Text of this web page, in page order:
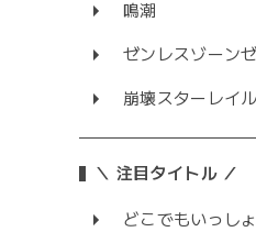
鳴潮
ゼンレスゾーン
崩壊スターレイル
＼ 注目タイトル ／
どこでもいっしょ